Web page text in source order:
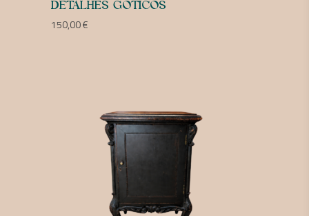
DETALHES GÓTICOS
150,00€